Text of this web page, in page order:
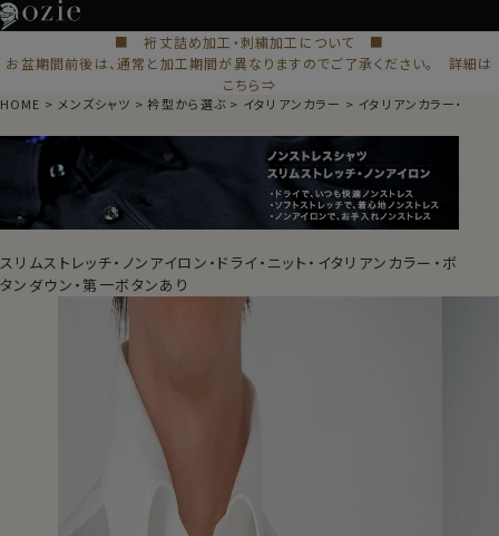
■ 裄丈詰め加工・刺繍加工について ■
お盆期間前後は、通常と加工期間が異なりますのでご了承ください。 詳細は
こちら⇒
HOME メンズシャツ 衿型から選ぶ イタリアンカラー イタリアンカラー・ボタ
スリムストレッチ・ノンアイロン・ドライ・ニット・イタリアンカラー・ボ
タンダウン・第一ボタンあり